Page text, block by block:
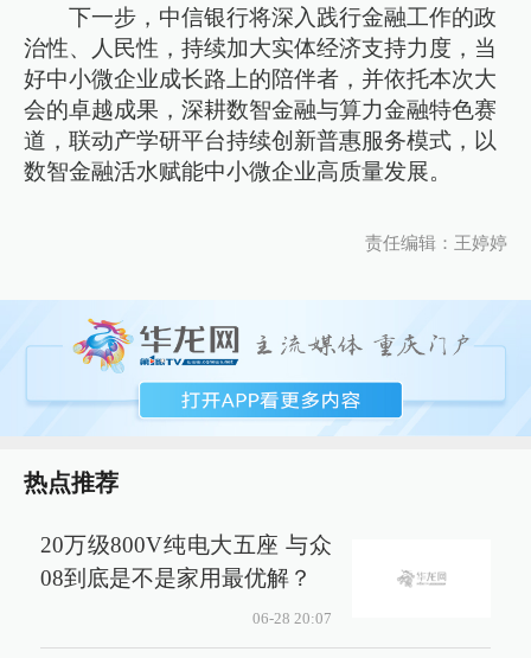
下一步，中信银行将深入践行金融工作的政
治性、人民性，持续加大实体经济支持力度，当
好中小微企业成长路上的陪伴者，并依托本次大
会的卓越成果，深耕数智金融与算力金融特色赛
道，联动产学研平台持续创新普惠服务模式，以
数智金融活水赋能中小微企业高质量发展。
责任编辑：王婷婷
热点推荐
20万级800V纯电大五座 与众
08到底是不是家用最优解？
06-28 20:07